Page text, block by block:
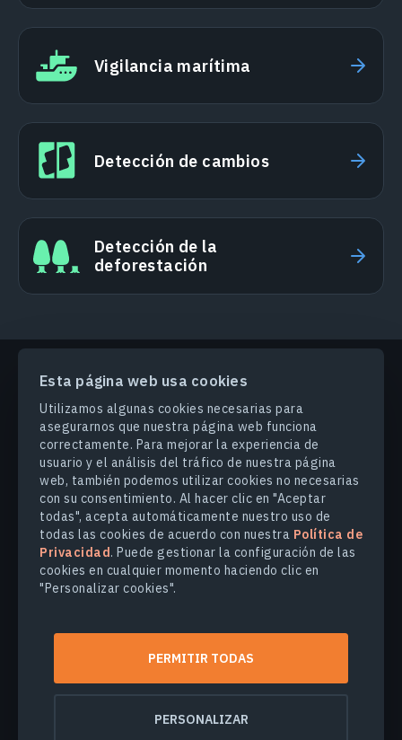
Esta página web usa cookies
Utilizamos algunas cookies necesarias para
asegurarnos que nuestra página web funciona
correctamente. Para mejorar la experiencia de
usuario y el análisis del tráfico de nuestra página
web, también podemos utilizar cookies no necesarias
con su consentimiento. Al hacer clic en "Aceptar
todas", acepta automáticamente nuestro uso de
todas las cookies de acuerdo con nuestra Política de
Privacidad. Puede gestionar la configuración de las
cookies en cualquier momento haciendo clic en
"Personalizar cookies".
PERMITIR TODAS
PERSONALIZAR
Vigilancia marítima
Detección de cambios
Detección de la
deforestación
PRODUCTOS Y SOLUCIONES
INDUSTRIAS
COMPANY
EXPLORE
Seguridad de los datos